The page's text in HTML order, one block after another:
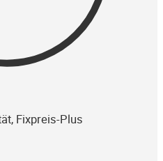
Fixpreis-Plus